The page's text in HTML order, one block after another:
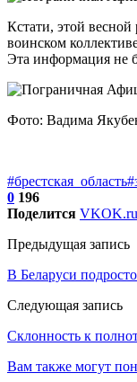
Кстати, этой
воинском
Эта информация не
Фото: Вадима
#брестская_область
0 196
Поделится VKOK.ru
Предыдущая запись
В Беларуси
Следующая запись
Склонность к
Вам также могут